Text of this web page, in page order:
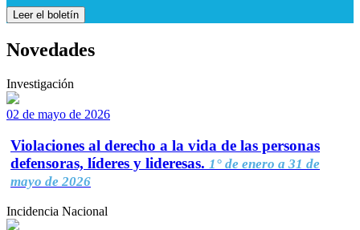
Leer el boletín
Novedades
Investigación
02 de mayo de 2026
Violaciones al derecho a la vida de las personas
defensoras, líderes y lideresas. 1° de enero a 31 de
mayo de 2026
Incidencia Nacional